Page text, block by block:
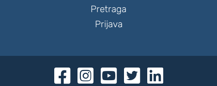
Pretraga
Prijava
    